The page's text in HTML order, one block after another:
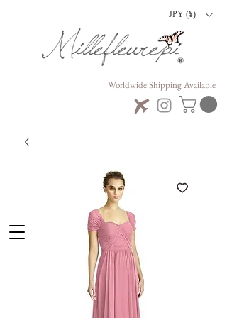
JPY (¥)
Worldwide Shipping Available